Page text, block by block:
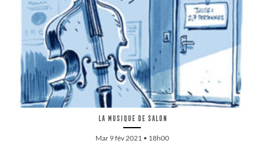
La musique de salon
Mar 9 fév 2021 • 18h00